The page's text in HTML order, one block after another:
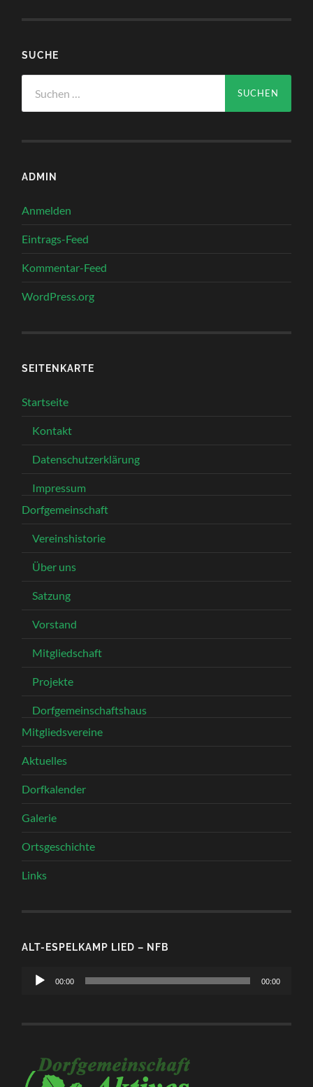
SUCHE
nach:
ADMIN
Anmelden
Eintrags-Feed
Kommentar-Feed
WordPress.org
SEITENKARTE
Startseite
Kontakt
Datenschutzerklärung
Impressum
Dorfgemeinschaft
Vereinshistorie
Über uns
Satzung
Vorstand
Mitgliedschaft
Projekte
Dorfgemeinschaftshaus
Mitgliedsvereine
Aktuelles
Dorfkalender
Galerie
Ortsgeschichte
Links
ALT-ESPELKAMP LIED – NFB
Audio-
Player
00:00 00:00